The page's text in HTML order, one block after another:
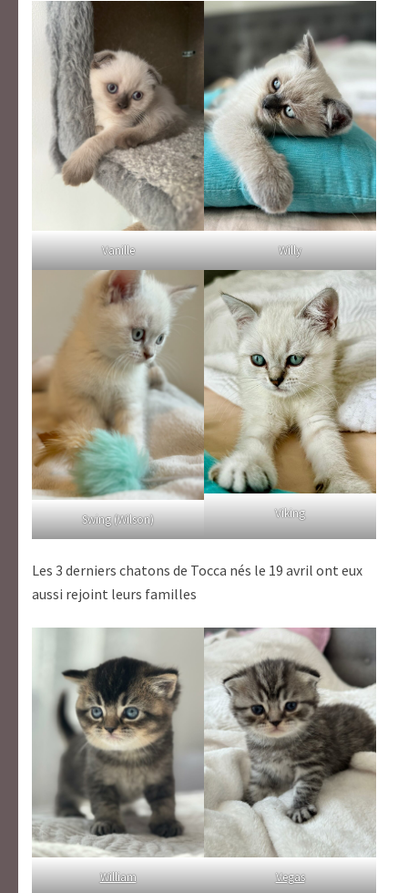
Vanille Willy
Swing (Wilson) Viking
Les 3 derniers chatons de Tocca nés le 19 avril ont eux
aussi rejoint leurs familles
William Vegas